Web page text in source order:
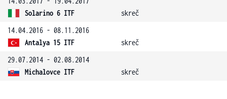
Solarino 6 ITF
skreč
14.04.2016 - 08.11.2016
Antalya 15 ITF
skreč
29.07.2014 - 02.08.2014
Michalovce ITF
skreč